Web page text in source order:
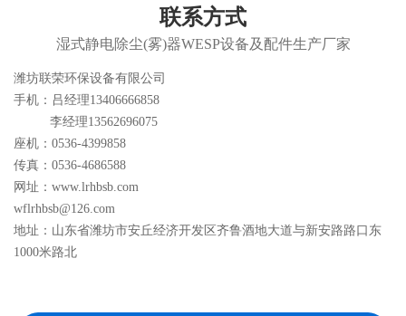
联系方式
湿式静电除尘(雾)器WESP设备及配件生产厂家
潍坊联荣环保设备有限公司
手机：吕经理13406666858
李经理13562696075
座机：0536-4399858
传真：0536-4686588
网址：www.lrhbsb.com
wflrhbsb@126.com
地址：山东省潍坊市安丘经济开发区齐鲁酒地大道与新安路路口东
1000米路北